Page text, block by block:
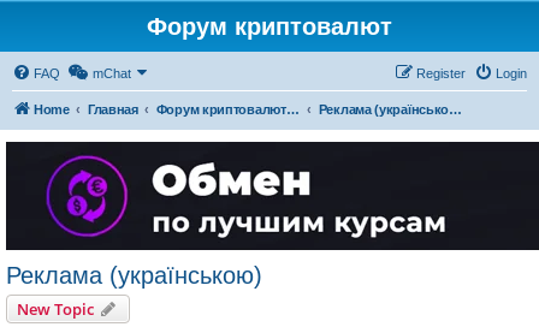
Форум криптовалют
FAQ mChat Login
Register
Home Главная Форум криптовалют українською Реклама (українською)
Реклама (українською)
New Topic